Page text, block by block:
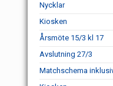
Nycklar
Kiosken
Årsmöte 15/3 kl 17
Avslutning 27/3
Matchschema